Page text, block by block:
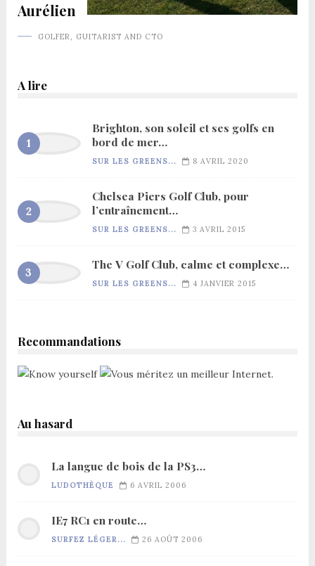
Aurélien
GOLFER, GUITARIST AND CTO
A lire
Brighton, son soleil et ses golfs en
bord de mer…
SUR LES GREENS... 8 AVRIL 2020
Chelsea Piers Golf Club, pour
l’entraînement…
SUR LES GREENS... 3 AVRIL 2015
The V Golf Club, calme et complexe…
SUR LES GREENS... 4 JANVIER 2015
Recommandations
Au hasard
La langue de bois de la PS3…
LUDOTHÈQUE 6 AVRIL 2006
IE7 RC1 en route…
SURFEZ LÉGER... 26 AOÛT 2006